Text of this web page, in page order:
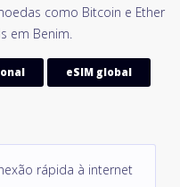
como Bitcoin e Ether
em Benim.
eSIM global
rápida à internet